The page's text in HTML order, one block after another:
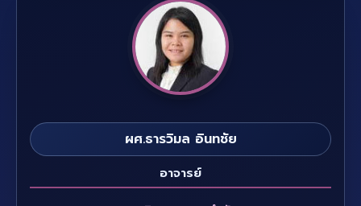
ผศ.ธารวิมล อินทชัย
อาจารย์